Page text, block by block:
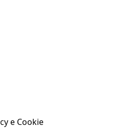
e Cookie